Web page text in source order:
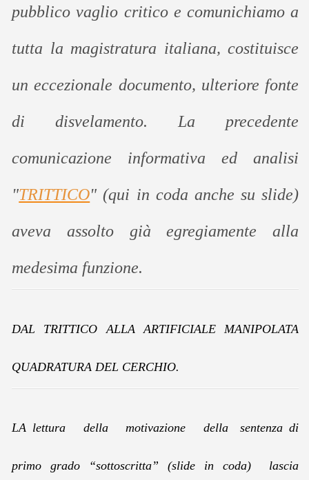
pubblico vaglio critico e comunichiamo a
tutta la magistratura italiana, costituisce
un eccezionale documento, ulteriore fonte
di disvelamento. La precedente
comunicazione informativa ed analisi
"TRITTICO" (qui in coda anche su slide)
aveva assolto già egregiamente alla
medesima funzione.
DAL TRITTICO ALLA ARTIFICIALE MANIPOLATA
QUADRATURA DEL CERCHIO.
LA lettura della motivazione della sentenza di
primo grado “sottoscritta” (slide in coda) lascia